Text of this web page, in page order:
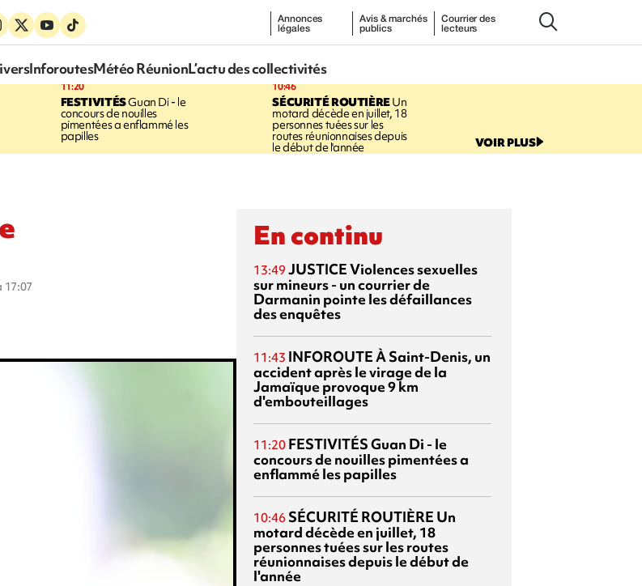
Annonces
légales
Avis & marchés
publics
Courrier des
lecteurs
InforoutesMétéo RéunionL’actu des collectivités
11:20
FESTIVITÉSGuan Di - le
concours de nouilles
pimentées a enflammé les
papilles
10:46
SÉCURITÉ ROUTIÈREUn
motard décède en juillet, 18
personnes tuées sur les
routes réunionnaises depuis
le début de l'année VOIR PLUS
17:07
En continu
13:49 JUSTICEViolences sexuelles
sur mineurs - un courrier de
Darmanin pointe les défaillances
des enquêtes
11:43 INFOROUTEÀ Saint-Denis, un
accident après le virage de la
Jamaïque provoque 9 km
d'embouteillages
11:20 FESTIVITÉSGuan Di - le
concours de nouilles pimentées a
enflammé les papilles
10:46 SÉCURITÉ ROUTIÈRE Un
motard décède en juillet, 18
personnes tuées sur les routes
réunionnaises depuis le début de
l'année